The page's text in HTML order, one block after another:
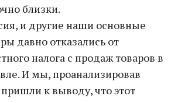
близки.
и другие наши основные
давно отказались от
налога с продаж товаров в
И мы, проанализировав
к выводу, что этот